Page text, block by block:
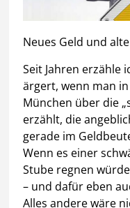
Neues Geld und
Seit Jahren erzähle
ärgert, wenn man
München über die
erzählt, die
gerade im
Wenn es einer
Stube regnen
– und dafür eben
Alles andere wäre